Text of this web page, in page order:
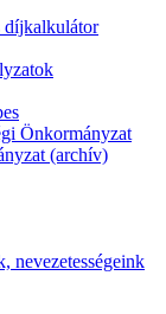
díjkalkulátor
Önkormányzat
(archív)
nevezetességeink